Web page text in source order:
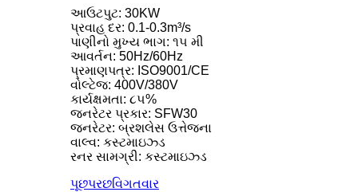
આઉટપુટ: 30KW
પ્રવાહ દર: 0.1-0.3m³/s
પાણીનો મુખ્ય ભાગ: ૧૫ મી
આવર્તન: 50Hz/60Hz
પ્રમાણપત્ર: ISO9001/CE
વોલ્ટેજ: 400V/380V
કાર્યક્ષમતા: ૮૫%
જનરેટર પ્રકાર: SFW30
જનરેટર: બ્રશલેસ ઉત્તેજના
વાલ્વ: કસ્ટમાઇઝ્ડ
રનર સામગ્રી: કસ્ટમાઇઝ્ડ
પૂછપરછવિગતવાર